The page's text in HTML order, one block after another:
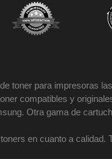
toner para impresoras
compatibles y
Otra gama de
en cuanto a